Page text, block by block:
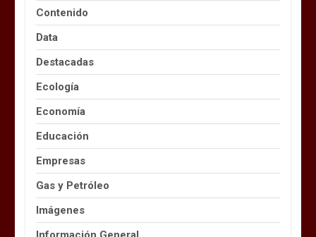
Contenido
Data
Destacadas
Ecología
Economía
Educación
Empresas
Gas y Petróleo
Imágenes